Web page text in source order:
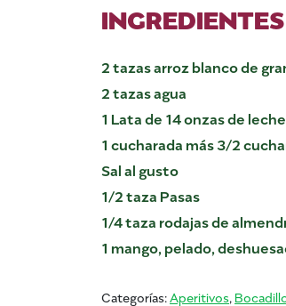
INGREDIENTES
2 tazas arroz blanco de
2 tazas agua
1 Lata de 14 onzas de
1 cucharada más 3/2
Sal al gusto
1/2 taza Pasas
1/4 taza rodajas de
1 mango, pelado,
Categorías:Aperitivos,